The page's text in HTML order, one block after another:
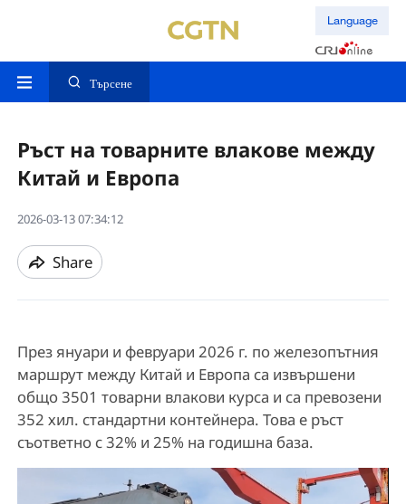
Language
Търсене
Ръст на товарните влакове между
Китай и Европа
2026-03-13 07:34:12
Share
През януари и февруари 2026 г. по железопътния
маршрут между Китай и Европа са извършени
общо 3501 товарни влакови курса и са превозени
352 хил. стандартни контейнера. Това е ръст
съответно с 32% и 25% на годишна база.